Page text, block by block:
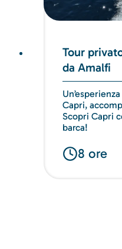
Tour
da Amalfi
Capri,
Scopri Capri
barca!
8 ore